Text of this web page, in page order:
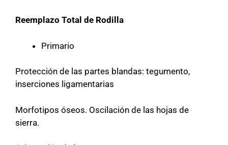
Reemplazo Total de Rodilla
Primario
Protección de las partes blandas: tegumento,
inserciones ligamentarias
Morfotipos óseos. Oscilación de las hojas de
sierra.